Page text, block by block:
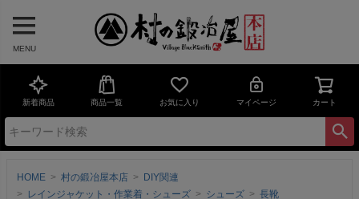
MENU
新着商品 商品一覧 お気に入り マイページ カート
HOME 村の鍛冶屋本店
DIY関連
レインジャケット・作業着・シューズ
シューズ
長靴